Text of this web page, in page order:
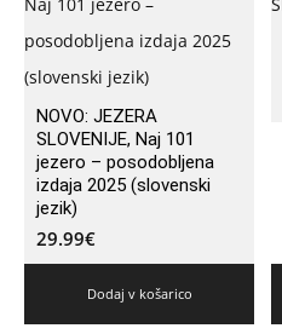
NOVO: JEZERA
SLOVENIJE, Naj 101
jezero – posodobljena
izdaja 2025 (slovenski
jezik)
29.99€
Dodaj v košarico